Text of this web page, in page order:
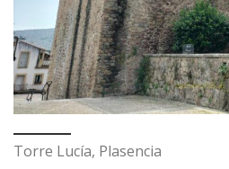
Torre Lucía, Plasencia